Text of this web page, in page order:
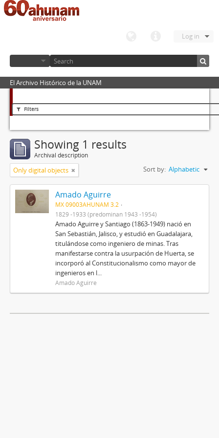
Log in
El Archivo Histórico de la UNAM
Filters
Showing 1 results
Archival description
Only digital objects Sort by: Alphabetic
Amado Aguirre
MX 09003AHUNAM 3.2
1829 -1933 (predominan 1943 -1954)
Amado Aguirre y Santiago (1863-1949) nació en
San Sebastián, Jalisco, y estudió en Guadalajara,
titulándose como ingeniero de minas. Tras
manifestarse contra la usurpación de Huerta, se
incorporó al Constitucionalismo como mayor de
ingenieros en l...
Amado Aguirre